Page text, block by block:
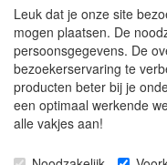
Sociale media
Leuk dat je onze site
mogen plaatsen. De
persoonsgegevens. De
bezoekerservaring te
producten beter bij je
een optimaal werkende
alle vakjes aan!